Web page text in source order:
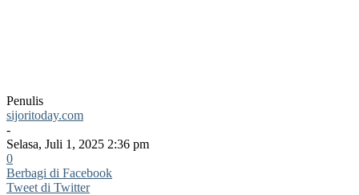
Penulis
sijoritoday.com
-
Selasa, Juli 1, 2025 2:36 pm
0
Berbagi di Facebook
Tweet di Twitter